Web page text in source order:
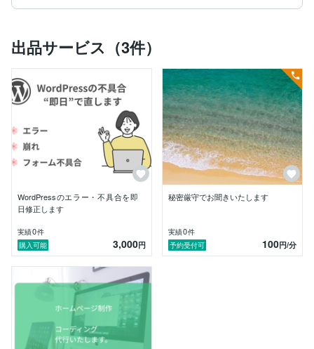
初心者向けの制作レッスン（4回実施）
ログイン機能を含む会員向けページの構築
など、幅広いご依頼を担当してきました。
初めて制作を依頼される方や、
専門的な言葉が少し苦手な方でも安心していただけるよ
う、
やさしく、ていねいに、わかりやすい説明 を心がけて
「何から始めていいかわからない」
そんな段階からでもお気軽にご相談ください。
作業時間は、子どもの送迎の関係で 9:00〜16:00 を中
心にしていますが、
急ぎの場合などは柔軟に調整可能です。
どうぞよろしくお願いいたします。
出品サービス（3件）
WordPressのエラー・不具合を即
日修正します
実績0件
購入可能
3,000円
秘密厳守でお聞きいたします
実績0件
予約受付可
100円/分